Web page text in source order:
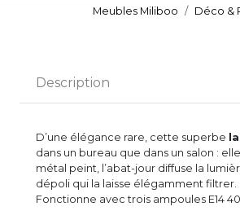
Meubles Miliboo Déco &
Description
D’une élégance rare, cette superbe
dans un bureau que dans un salon :
métal peint, l’abat-jour diffuse la
dépoli qui la laisse élégamment filtrer.
Fonctionne avec trois ampoules E14